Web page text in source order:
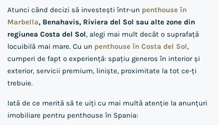
Atunci când decizi să investești într-un penthouse în
Marbella, Benahavis, Riviera del Sol sau alte zone din
regiunea Costa del Sol, alegi mai mult decât o suprafață
locuibilă mai mare. Cu un penthouse în Costa del Sol,
cumperi de fapt o experiență: spațiu generos în interior și
exterior, servicii premium, liniște, proximitate la tot ce-ți
trebuie.
Iată de ce merită să te uiți cu mai multă atenție la anunțuri
imobiliare pentru penthouse în Spania: